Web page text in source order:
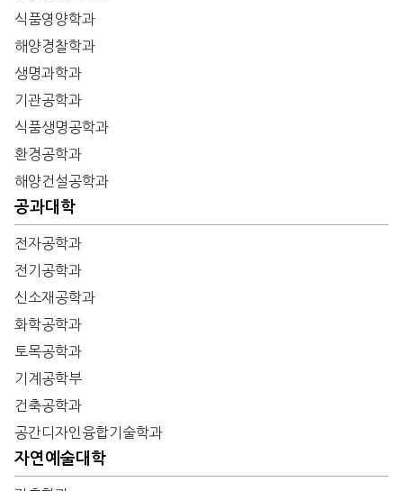
식품영양학과
해양경찰학과
생명과학과
기관공학과
식품생명공학과
환경공학과
해양건설공학과
공과대학
전자공학과
전기공학과
신소재공학과
화학공학과
토목공학과
기계공학부
건축공학과
공간디자인융합기술학과
자연예술대학